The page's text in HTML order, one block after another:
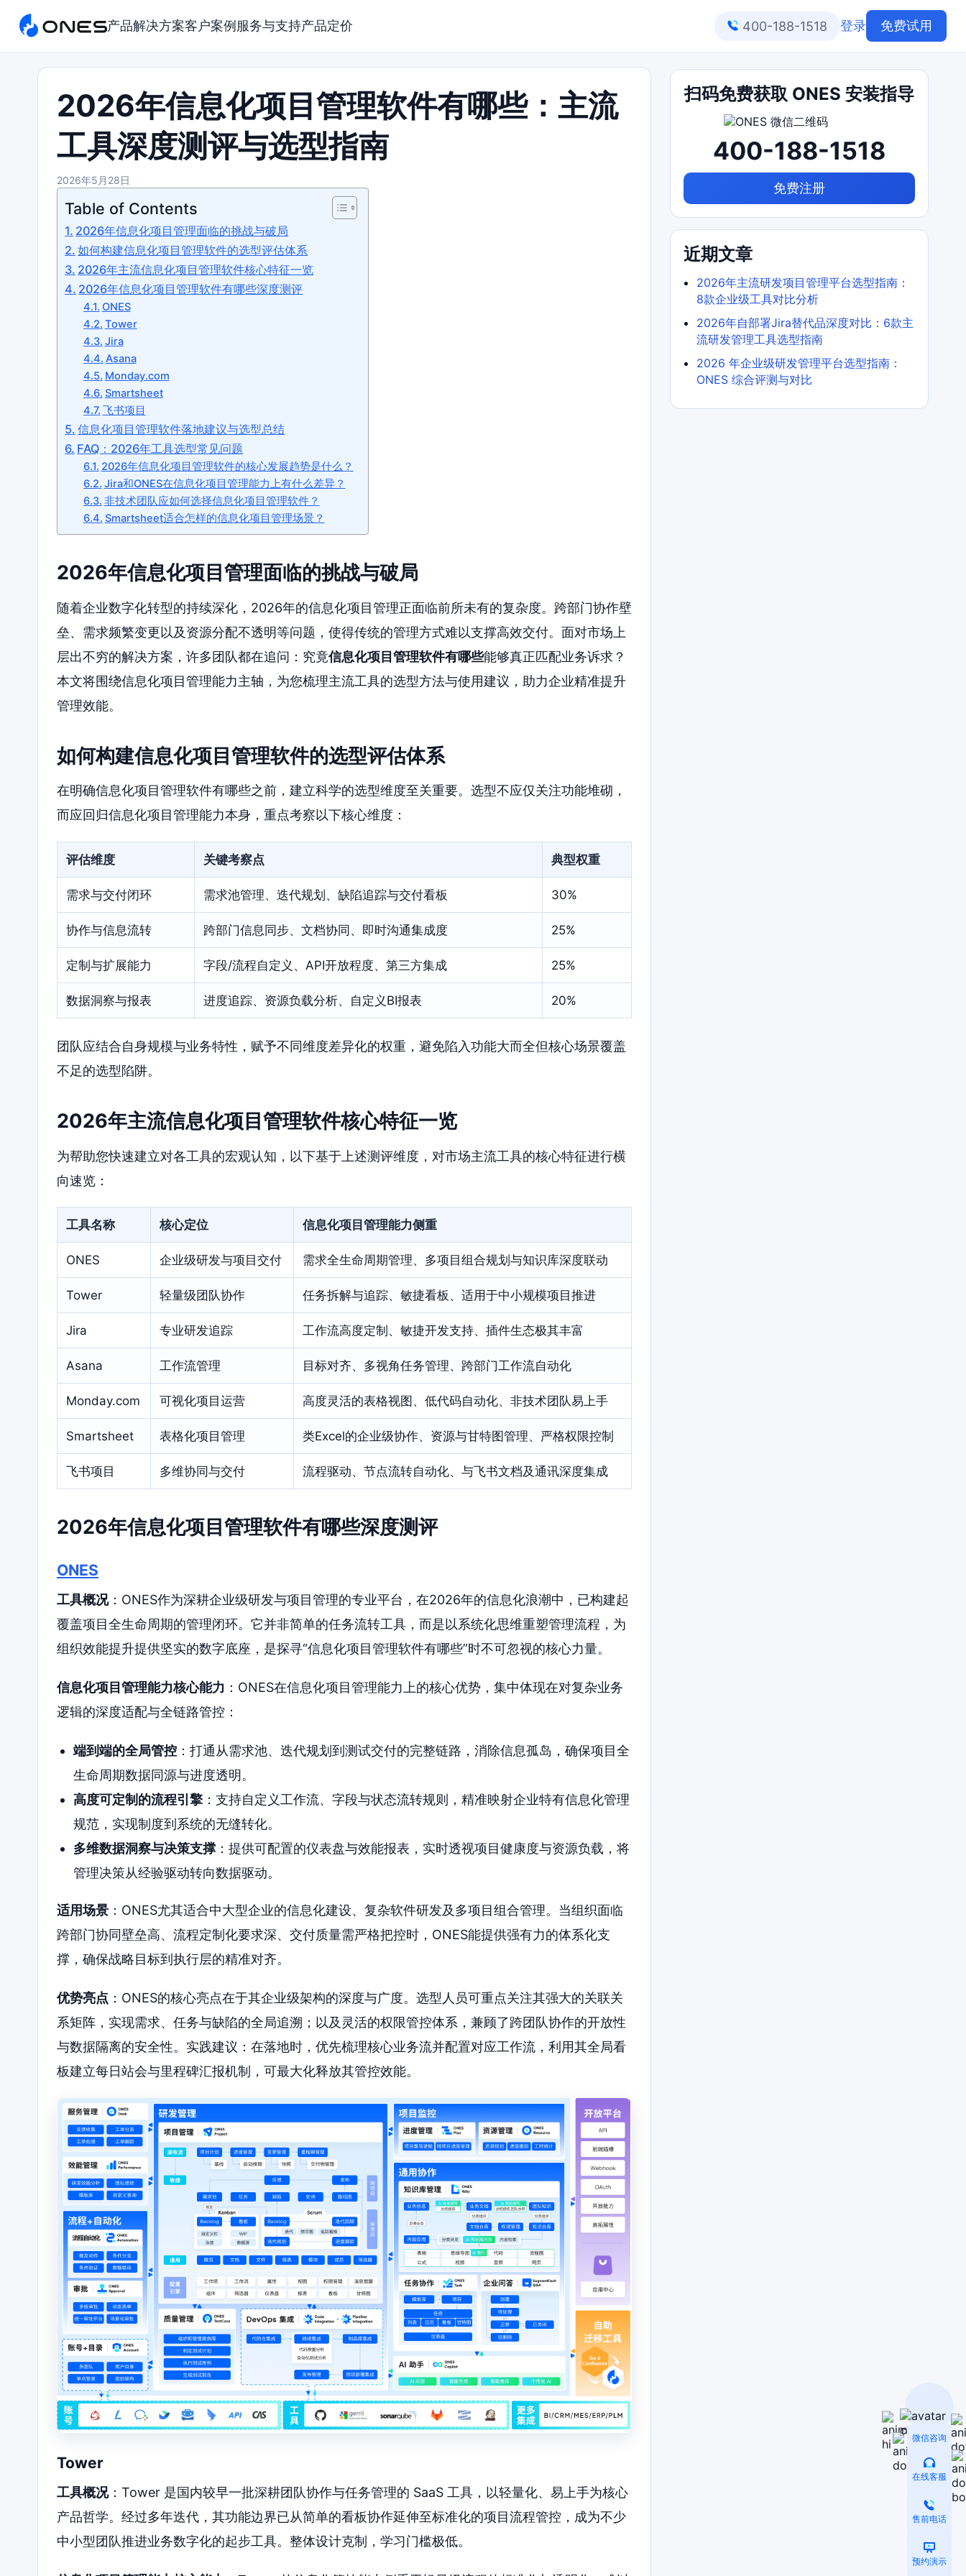
产品解决方案客户案例 服务与支持产品定价 400-188-1518 登录 免费试用
2026年信息化项目管理软件有哪些：主流
工具深度测评与选型指南
2026年5月28日
Table of Contents
2026年信息化项目管理面临的挑战与破局
如何构建信息化项目管理软件的选型评估体系
2026年主流信息化项目管理软件核心特征一览
2026年信息化项目管理软件有哪些深度测评
ONES
Tower
Jira
Asana
Monday.com
Smartsheet
飞书项目
信息化项目管理软件落地建议与选型总结
FAQ：2026年工具选型常见问题
2026年信息化项目管理软件的核心发展趋势是什么？
Jira和ONES在信息化项目管理能力上有什么差异？
非技术团队应如何选择信息化项目管理软件？
Smartsheet适合怎样的信息化项目管理场景？
2026年信息化项目管理面临的挑战与破局
随着企业数字化转型的持续深化，2026年的信息化项目管理正面临前所未有的复杂度。跨部门协作壁
垒、需求频繁变更以及资源分配不透明等问题，使得传统的管理方式难以支撑高效交付。面对市场上
层出不穷的解决方案，许多团队都在追问：究竟信息化项目管理软件有哪些能够真正匹配业务诉求？
本文将围绕信息化项目管理能力主轴，为您梳理主流工具的选型方法与使用建议，助力企业精准提升
管理效能。
如何构建信息化项目管理软件的选型评估体系
在明确信息化项目管理软件有哪些之前，建立科学的选型维度至关重要。选型不应仅关注功能堆砌，
而应回归信息化项目管理能力本身，重点考察以下核心维度：
评估维度 关键考察点 典型权重
需求与交付闭环 需求池管理、迭代规划、缺陷追踪与交付看板 30%
协作与信息流转 跨部门信息同步、文档协同、即时沟通集成度 25%
定制与扩展能力 字段/流程自定义、API开放程度、第三方集成 25%
数据洞察与报表 进度追踪、资源负载分析、自定义BI报表 20%
团队应结合自身规模与业务特性，赋予不同维度差异化的权重，避免陷入功能大而全但核心场景覆盖
不足的选型陷阱。
2026年主流信息化项目管理软件核心特征一览
为帮助您快速建立对各工具的宏观认知，以下基于上述测评维度，对市场主流工具的核心特征进行横
向速览：
工具名称 核心定位 信息化项目管理能力侧重
ONES 企业级研发与项目交付 需求全生命周期管理、多项目组合规划与知识库深度联动
Tower 轻量级团队协作 任务拆解与追踪、敏捷看板、适用于中小规模项目推进
Jira 专业研发追踪 工作流高度定制、敏捷开发支持、插件生态极其丰富
Asana 工作流管理 目标对齐、多视角任务管理、跨部门工作流自动化
Monday.com 可视化项目运营 高度灵活的表格视图、低代码自动化、非技术团队易上手
Smartsheet 表格化项目管理 类Excel的企业级协作、资源与甘特图管理、严格权限控制
飞书项目 多维协同与交付 流程驱动、节点流转自动化、与飞书文档及通讯深度集成
2026年信息化项目管理软件有哪些深度测评
ONES
工具概况：ONES作为深耕企业级研发与项目管理的专业平台，在2026年的信息化浪潮中，已构建起
覆盖项目全生命周期的管理闭环。它并非简单的任务流转工具，而是以系统化思维重塑管理流程，为
组织效能提升提供坚实的数字底座，是探寻“信息化项目管理软件有哪些”时不可忽视的核心力量。
信息化项目管理能力核心能力 ：ONES在信息化项目管理能力上的核心优势，集中体现在对复杂业务
逻辑的深度适配与全链路管控：
端到端的全局管控：打通从需求池、迭代规划到测试交付的完整链路，消除信息孤岛，确保项目全
生命周期数据同源与进度透明。
高度可定制的流程引擎：支持自定义工作流、字段与状态流转规则，精准映射企业特有信息化管理
规范，实现制度到系统的无缝转化。
多维数据洞察与决策支撑：提供可配置的仪表盘与效能报表，实时透视项目健康度与资源负载，将
管理决策从经验驱动转向数据驱动。
适用场景 ：ONES尤其适合中大型企业的信息化建设、复杂软件研发及多项目组合管理。当组织面临
跨部门协同壁垒高、流程定制化要求深、交付质量需严格把控时，ONES能提供强有力的体系化支
撑，确保战略目标到执行层的精准对齐。
优势亮点 ：ONES的核心亮点在于其企业级架构的深度与广度。选型人员可重点关注其强大的关联关
系矩阵，实现需求、任务与缺陷的全局追溯；以及灵活的权限管控体系，兼顾了跨团队协作的开放性
与数据隔离的安全性。实践建议：在落地时，优先梳理核心业务流并配置对应工作流，利用其全局看
板建立每日站会与里程碑汇报机制，可最大化释放其管控效能。
Tower
工具概况：Tower 是国内较早一批深耕团队协作与任务管理的 SaaS 工具，以轻量化、易上手为核心
产品哲学。经过多年迭代，其功能边界已从简单的看板协作延伸至标准化的项目流程管控，成为不少
中小型团队推进业务数字化的起步工具。整体设计克制，学习门槛极低。
扫码免费获取 ONES 安装指导
400-188-1518
免费注册
近期文章
2026年主流研发项目管理平台选型指南：
8款企业级工具对比分析
2026年自部署Jira替代品深度对比：6款主
流研发管理工具选型指南
2026 年企业级研发管理平台选型指南：
ONES 综合评测与对比
微信咨询
在线客服
售前电话
预约演示